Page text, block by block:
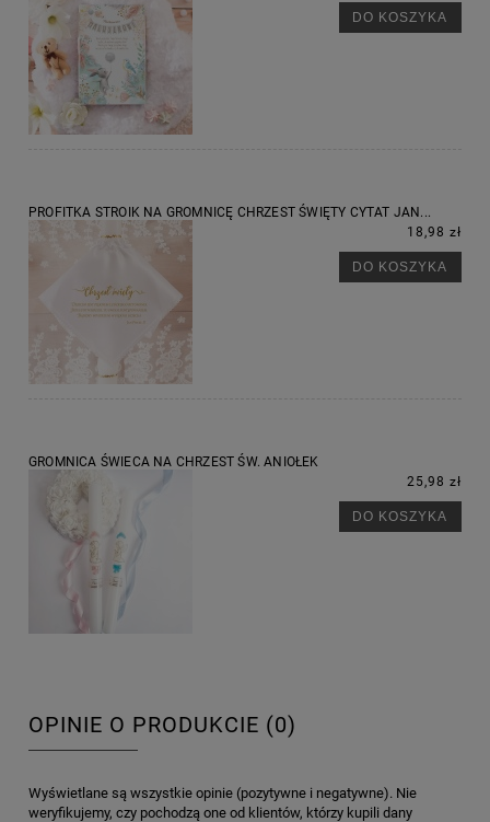
DO KOSZYKA
PROFITKA STROIK NA GROMNICĘ CHRZEST ŚWIĘTY CYTAT JAN...
18,98 zł
DO KOSZYKA
GROMNICA ŚWIECA NA CHRZEST ŚW. ANIOŁEK
25,98 zł
DO KOSZYKA
OPINIE O PRODUKCIE (0)
Wyświetlane są wszystkie opinie (pozytywne i negatywne). Nie
weryfikujemy, czy pochodzą one od klientów, którzy kupili dany